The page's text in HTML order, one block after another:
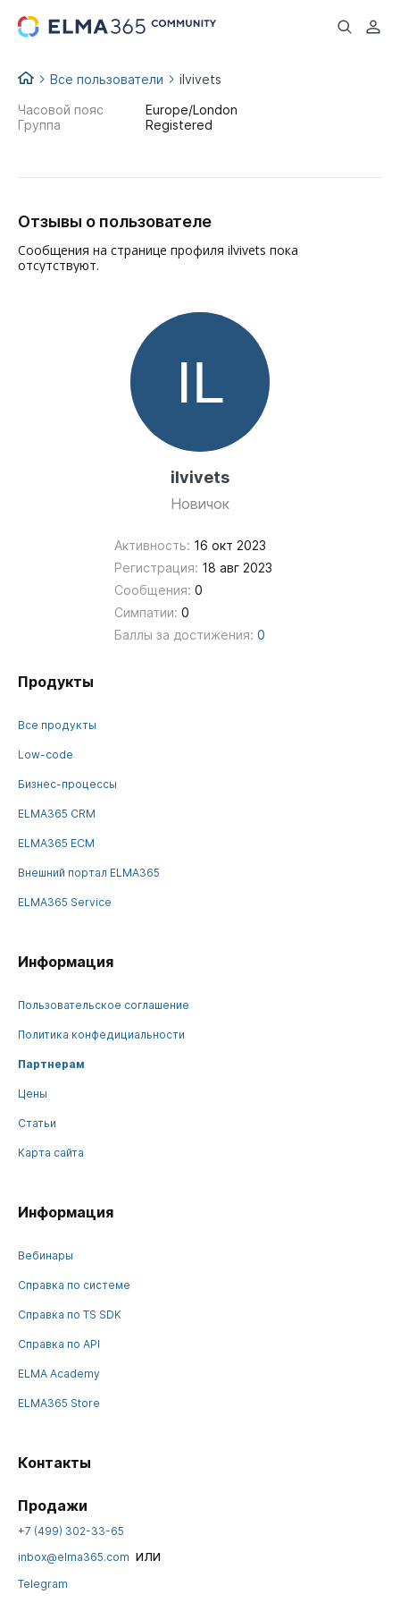
...
Все пользователи ilvivets
ilvivets
Новичок
Активность: 16 окт 2023
Регистрация: 18 авг 2023
Сообщения: 0
Симпатии: 0
Баллы за достижения: 0
Часовой пояс
Europe/London
Группа
Registered
Отзывы о пользователе
Сообщения на странице профиля ilvivets пока
отсутствуют.
Продукты
Все продукты
Low-code
Бизнес-процессы
ELMA365 CRM
ELMA365 ECM
Внешний портал ELMA365
ELMA365 Service
Информация
Пользовательское соглашение
Политика конфедициальности
Партнерам
Цены
Статьи
Карта сайта
Информация
Вебинары
Справка по системе
Справка по TS SDK
Справка по API
ELMA Academy
ELMA365 Store
Контакты
Продажи
+7 (499) 302-33-65
inbox@elma365.com или
Telegram